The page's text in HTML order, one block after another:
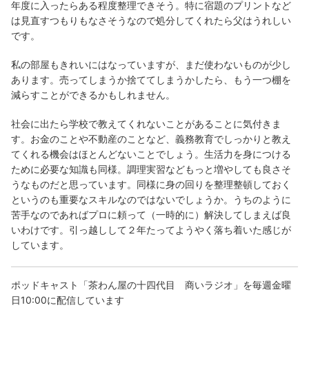
年度に入ったらある程度整理できそう。特に宿題のプリントなど
は見直すつもりもなさそうなので処分してくれたら父はうれしい
です。
私の部屋もきれいにはなっていますが、まだ使わないものが少し
あります。売ってしまうか捨ててしまうかしたら、もう一つ棚を
減らすことができるかもしれません。
社会に出たら学校で教えてくれないことがあることに気付きま
す。お金のことや不動産のことなど、義務教育でしっかりと教え
てくれる機会はほとんどないことでしょう。生活力を身につける
ために必要な知識も同様。調理実習などもっと増やしても良さそ
うなものだと思っています。同様に身の回りを整理整頓しておく
というのも重要なスキルなのではないでしょうか。うちのように
苦手なのであればプロに頼って（一時的に）解決してしまえば良
いわけです。引っ越しして２年たってようやく落ち着いた感じが
しています。
ポッドキャスト「茶わん屋の十四代目 商いラジオ」を毎週金曜
日10:00に配信しています